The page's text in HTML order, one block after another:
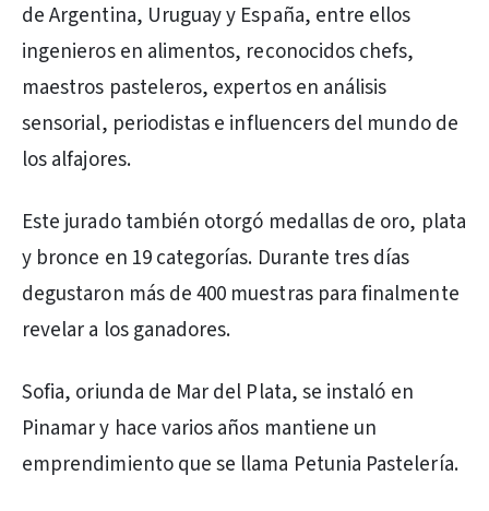
de Argentina, Uruguay y España, entre ellos
ingenieros en alimentos, reconocidos chefs,
maestros pasteleros, expertos en análisis
sensorial, periodistas e influencers del mundo de
los alfajores.
Este jurado también otorgó medallas de oro, plata
y bronce en 19 categorías. Durante tres días
degustaron más de 400 muestras para finalmente
revelar a los ganadores.
Sofia, oriunda de Mar del Plata, se instaló en
Pinamar y hace varios años mantiene un
emprendimiento que se llama Petunia Pastelería.